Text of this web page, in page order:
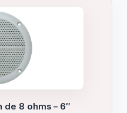
de 8 ohms – 6″